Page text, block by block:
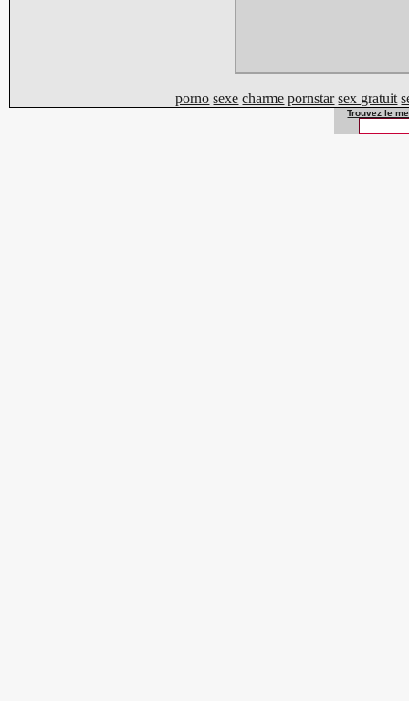
porno sexe charme pornstar sex gratuit
Trouvez le